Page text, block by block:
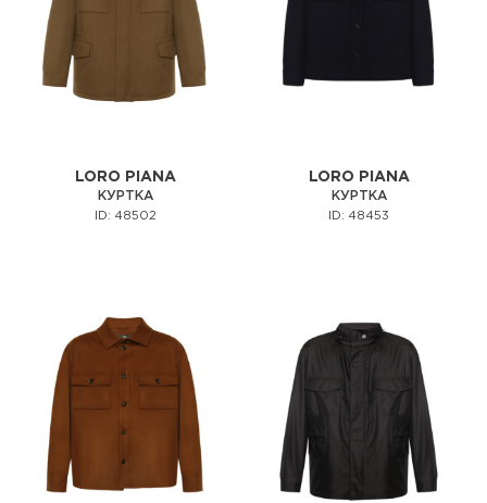
LORO PIANA
КУРТКА
ID: 48502
LORO PIANA
КУРТКА
ID: 48453